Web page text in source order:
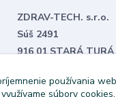
ZDRAV-TECH. s.r.o.
Súš 2491
916 01 STARÁ TURÁ
Tel. č. +421 907 999
používania
súbory